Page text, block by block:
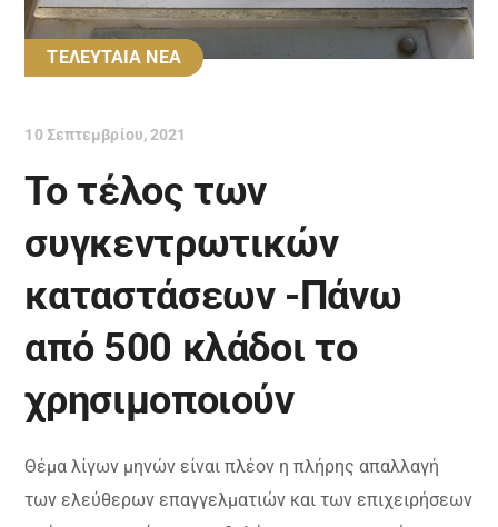
ΤΕΛΕΥΤΑΙΑ ΝΕΑ
10 Σεπτεμβρίου, 2021
Το τέλος των
συγκεντρωτικών
καταστάσεων -Πάνω
από 500 κλάδοι το
χρησιμοποιούν
Θέμα λίγων μηνών είναι πλέον η πλήρης απαλλαγή
των ελεύθερων επαγγελματιών και των επιχειρήσεων